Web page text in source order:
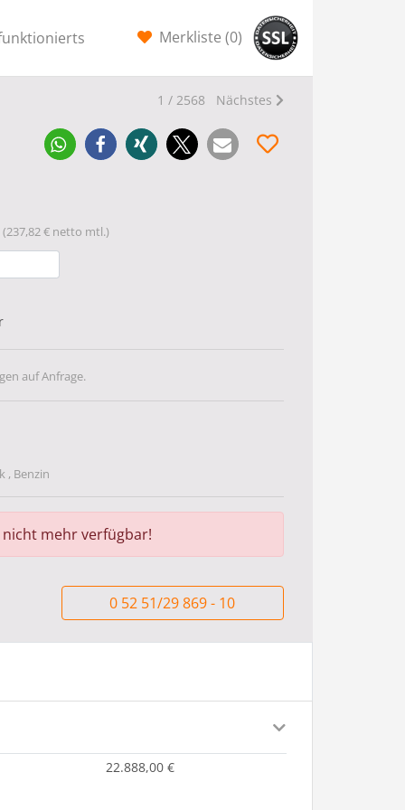
Merkliste (0)
1 / 2568 Nächstes
(237,82 € netto mtl.)
auf Anfrage.
, Benzin
mehr verfügbar!
0 52 51/29 869 - 10
22.888,00 €